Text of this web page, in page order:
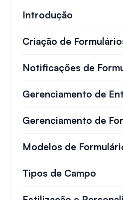
Introdução
Criação de
Notificações de
Gerenciamento de
Gerenciamento de
Modelos de
Tipos de Campo